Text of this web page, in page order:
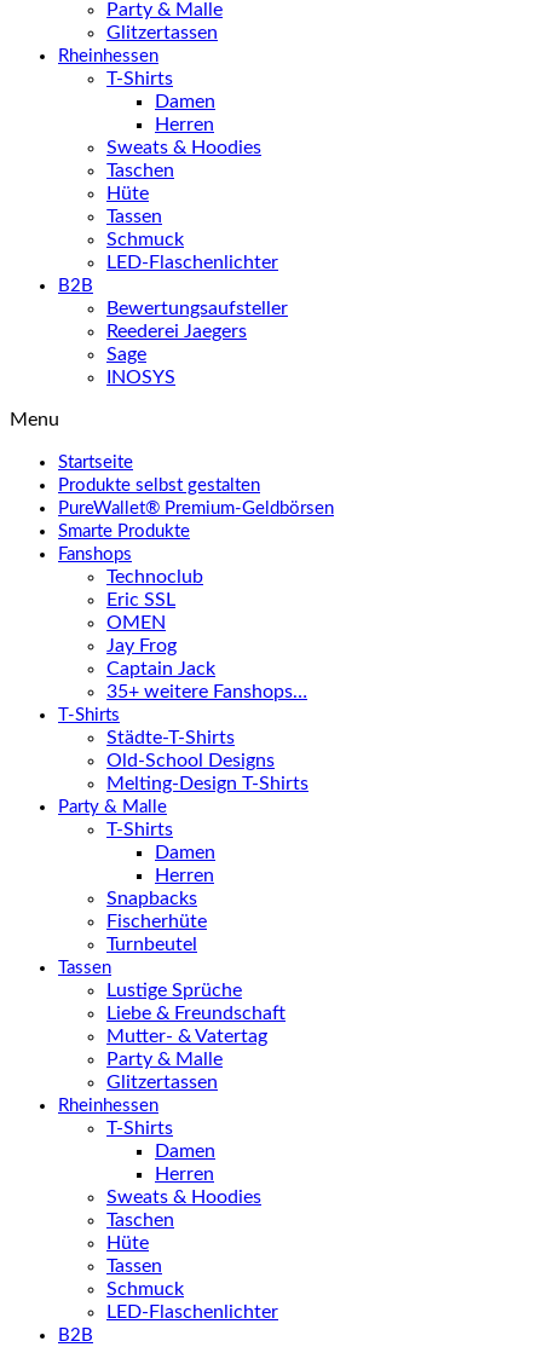
Party & Malle
Glitzertassen
Rheinhessen
T-Shirts
Damen
Herren
Sweats & Hoodies
Taschen
Hüte
Tassen
Schmuck
LED-Flaschenlichter
B2B
Bewertungsaufsteller
Reederei Jaegers
Sage
INOSYS
Menu
Startseite
Produkte selbst gestalten
PureWallet® Premium-Geldbörsen
Smarte Produkte
Fanshops
Technoclub
Eric SSL
OMEN
Jay Frog
Captain Jack
35+ weitere Fanshops…
T-Shirts
Städte-T-Shirts
Old-School Designs
Melting-Design T-Shirts
Party & Malle
T-Shirts
Damen
Herren
Snapbacks
Fischerhüte
Turnbeutel
Tassen
Lustige Sprüche
Liebe & Freundschaft
Mutter- & Vatertag
Party & Malle
Glitzertassen
Rheinhessen
T-Shirts
Damen
Herren
Sweats & Hoodies
Taschen
Hüte
Tassen
Schmuck
LED-Flaschenlichter
B2B